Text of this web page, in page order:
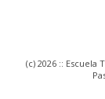
(c) 2026 ::